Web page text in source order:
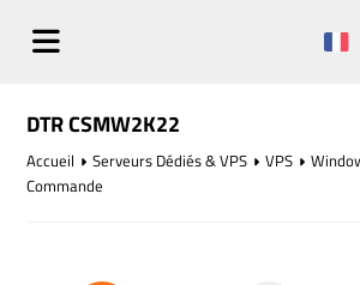
DTR CSMW2K22
Accueil Serveurs Dédiés & VPS VPS
Commande